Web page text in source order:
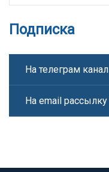
Подписка
На телеграм канал
На email рассылку